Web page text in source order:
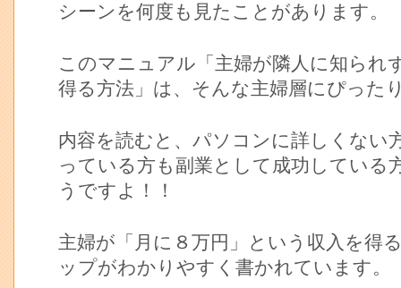
シーンを何度も見たことがあります。
このマニュアル「主婦が隣人に知られ
得る方法」は、そんな主婦層にぴった
内容を読むと、パソコンに詳しくない
っている方も副業として成功している
うですよ！！
主婦が「月に８万円」という収入を得
ップがわかりやすく書かれています。